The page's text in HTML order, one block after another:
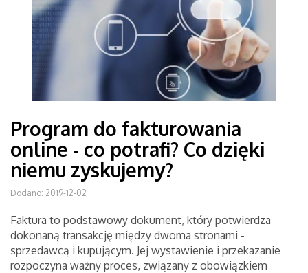
Program do fakturowania
online - co potrafi? Co dzięki
niemu zyskujemy?
Dodano: 2019-12-02
Faktura to podstawowy dokument, który potwierdza
dokonaną transakcję między dwoma stronami -
sprzedawcą i kupującym. Jej wystawienie i przekazanie
rozpoczyna ważny proces, związany z obowiązkiem